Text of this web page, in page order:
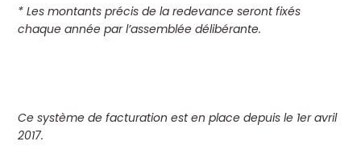
* Les montants précis de la redevance seront fixés
chaque année par l’assemblée délibérante.
Ce système de facturation est en place depuis le 1er avril
2017.